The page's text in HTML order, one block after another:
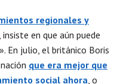
regionales y
en que aún puede
». En julio, el británico Boris
que era mejor que
social ahora, o